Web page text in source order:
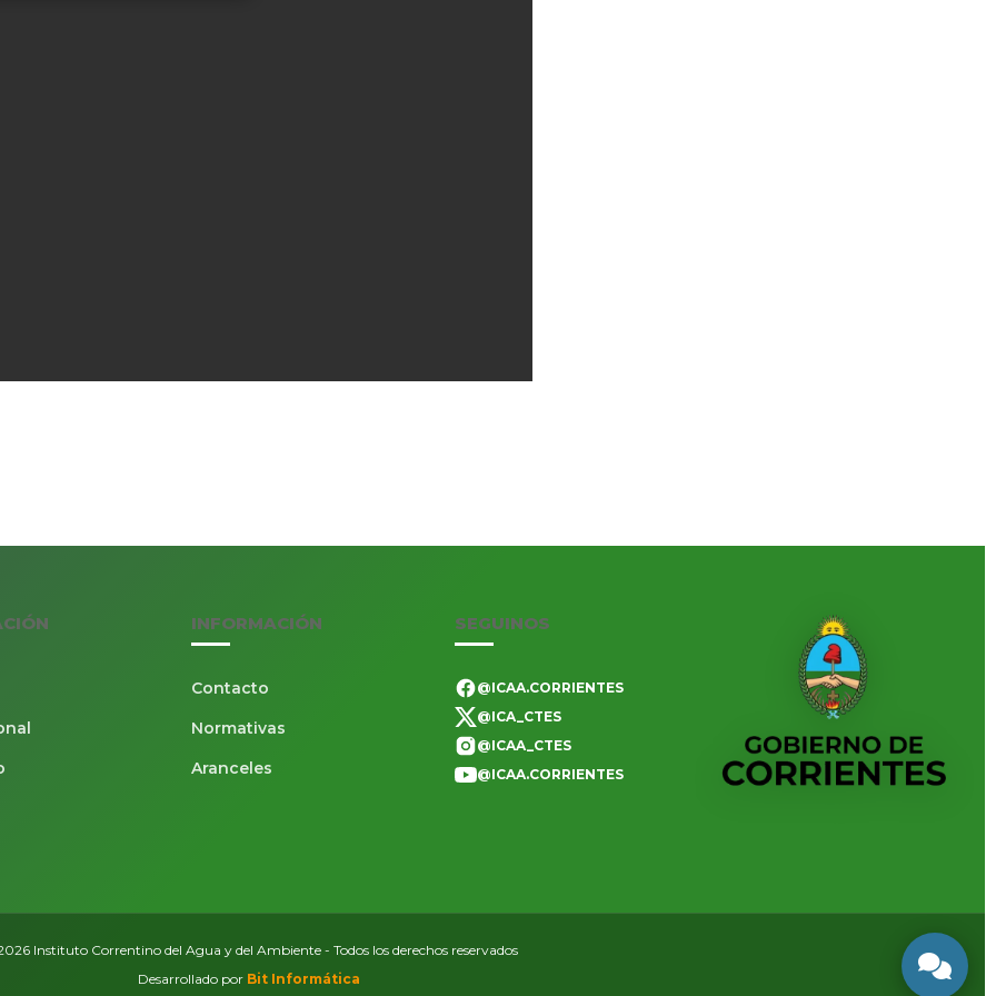
INFORMACIÓN
Contacto
Normativas
Aranceles
SEGUINOS
@ICAA.CORRIENTES
@ICA_CTES
@ICAA_CTES
@ICAA.CORRIENTES
Instituto Correntino del Agua y del Ambiente - Todos los derechos reservados
Desarrollado por Bit Informática